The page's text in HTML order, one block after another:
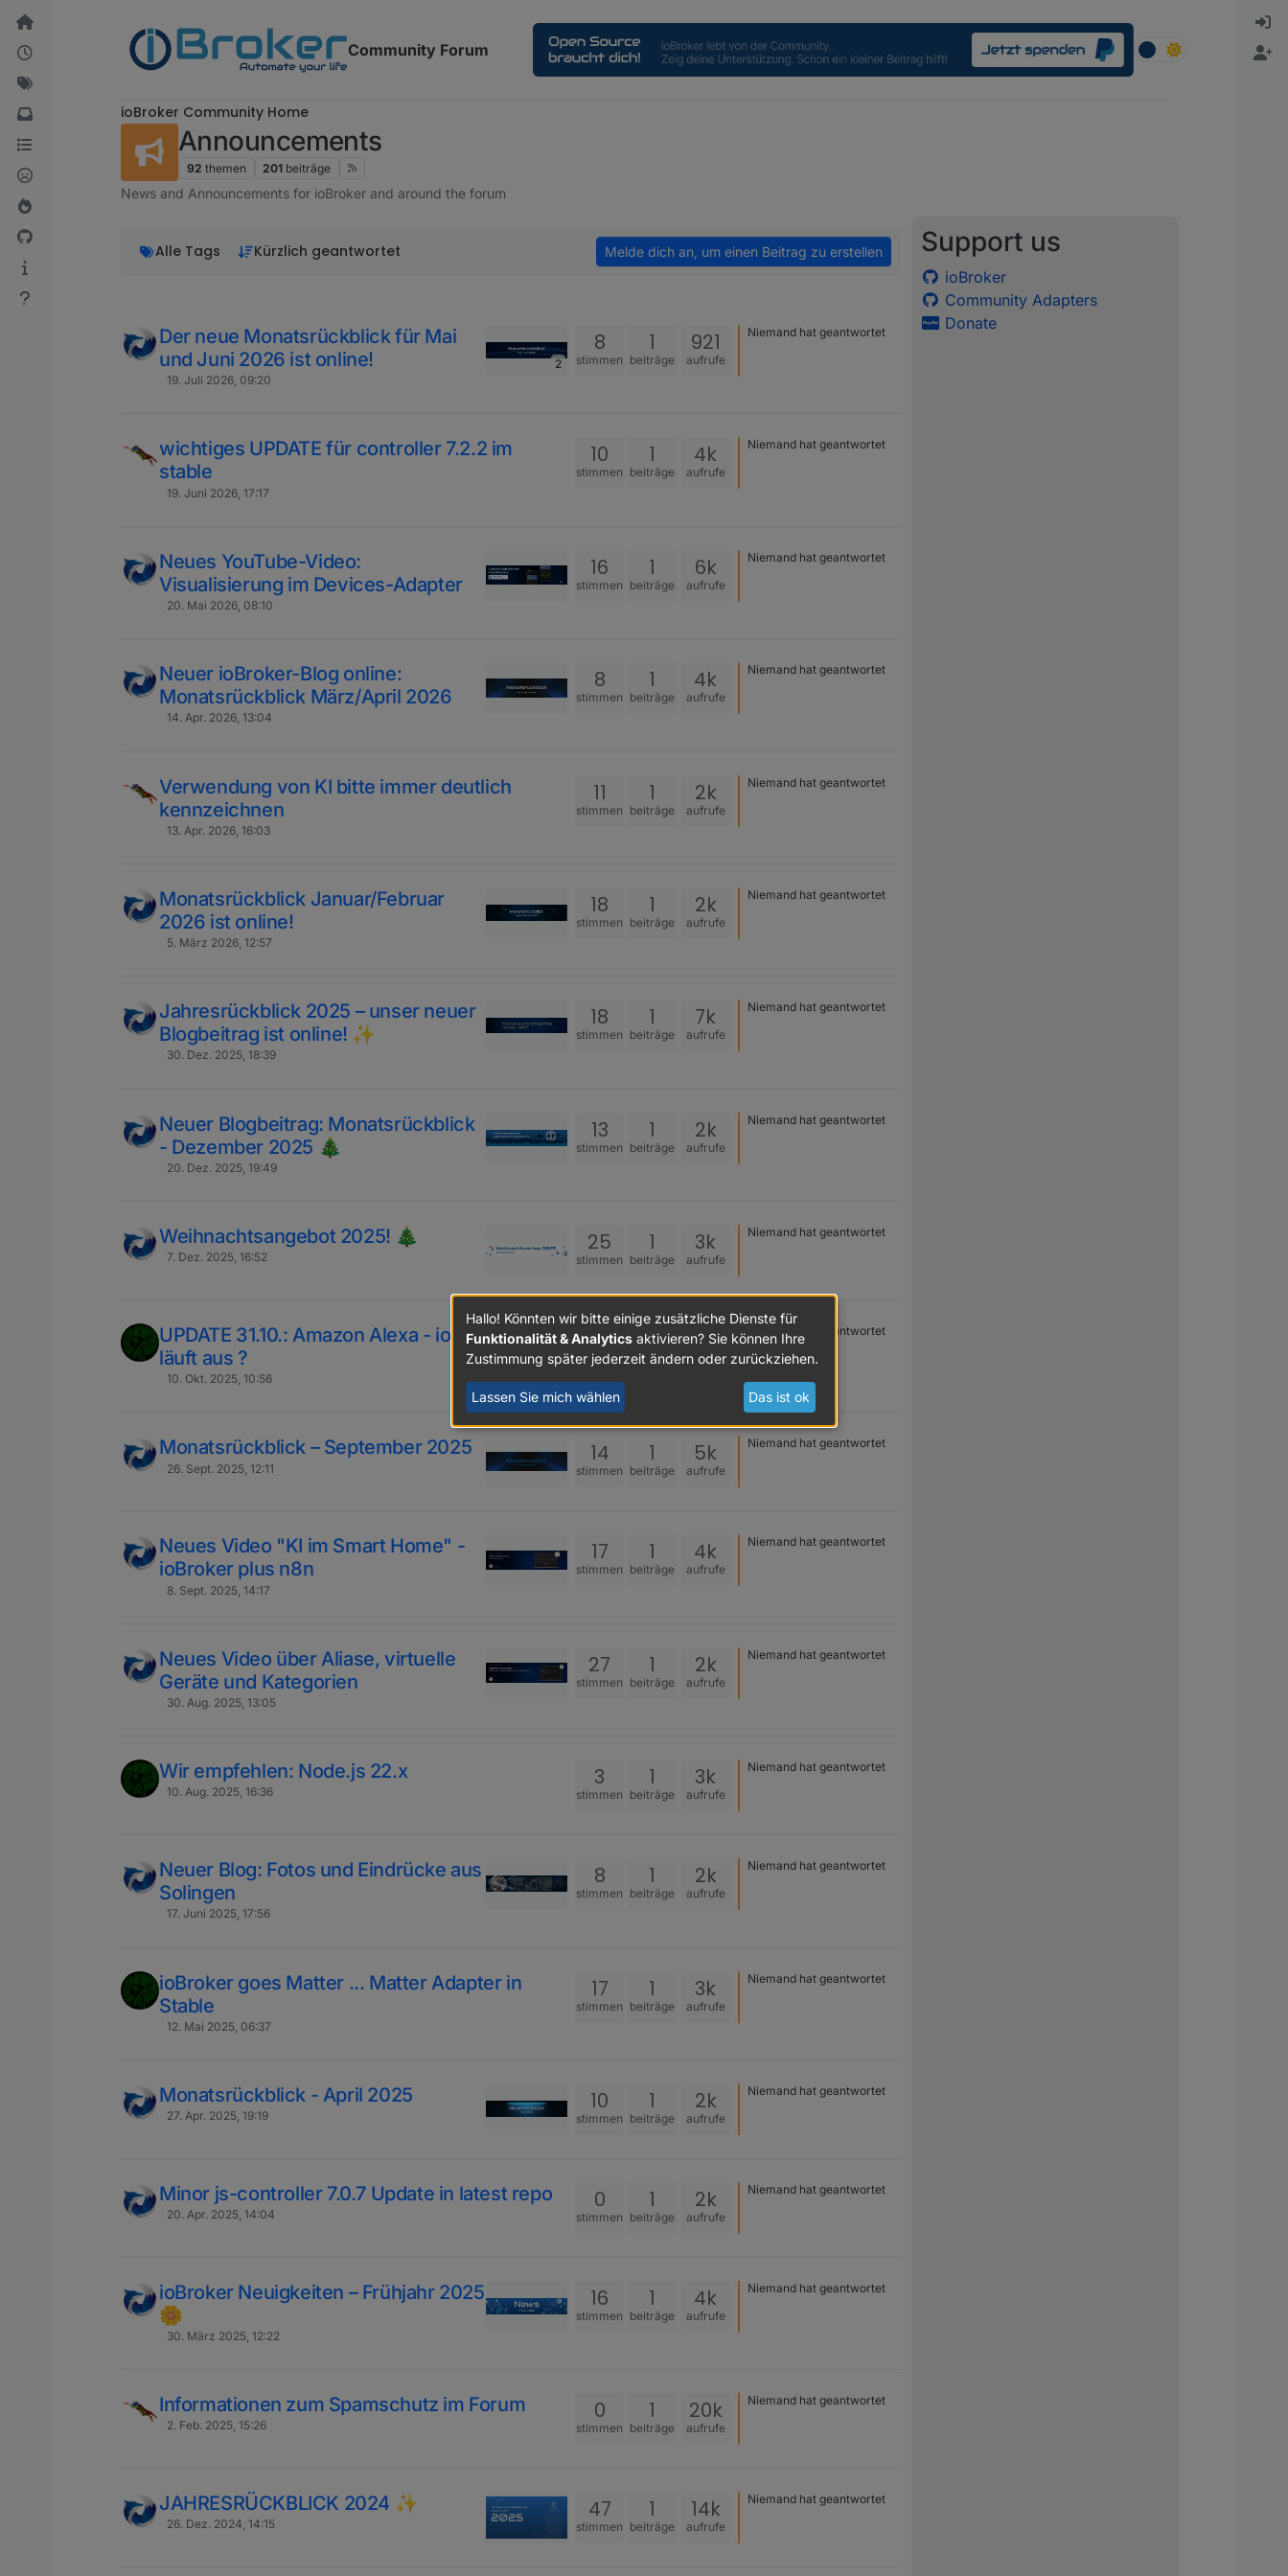
Weiter zum Inhalt
Community Forum
ioBroker Community Home
Announcements
92 themen 201 beiträge
News and Announcements for ioBroker and around the forum
Alle Tags Kürzlich geantwortet Melde dich an, um einen Beitrag zu erstellen
Der neue Monatsrückblick für Mai
und Juni 2026 ist online!
19. Juli 2026, 09:20
2
8
stimmen
1
beiträge
921
aufrufe
Niemand hat geantwortet
wichtiges UPDATE für controller 7.2.2 im
stable
19. Juni 2026, 17:17
10
stimmen
1
beiträge
4k
aufrufe
Niemand hat geantwortet
Neues YouTube-Video:
Visualisierung im Devices-Adapter
20. Mai 2026, 08:10
16
stimmen
1
beiträge
6k
aufrufe
Niemand hat geantwortet
Neuer ioBroker-Blog online:
Monatsrückblick März/April 2026
14. Apr. 2026, 13:04
8
stimmen
1
beiträge
4k
aufrufe
Niemand hat geantwortet
Verwendung von KI bitte immer deutlich
kennzeichnen
13. Apr. 2026, 16:03
11
stimmen
1
beiträge
2k
aufrufe
Niemand hat geantwortet
Monatsrückblick Januar/Februar
2026 ist online!
5. März 2026, 12:57
18
stimmen
1
beiträge
2k
aufrufe
Niemand hat geantwortet
Jahresrückblick 2025 – unser neuer
Blogbeitrag ist online! ✨
30. Dez. 2025, 18:39
18
stimmen
1
beiträge
7k
aufrufe
Niemand hat geantwortet
Neuer Blogbeitrag: Monatsrückblick
- Dezember 2025 🎄
20. Dez. 2025, 19:49
13
stimmen
1
beiträge
2k
aufrufe
Niemand hat geantwortet
Weihnachtsangebot 2025! 🎄
7. Dez. 2025, 16:52
25
stimmen
1
beiträge
3k
aufrufe
Niemand hat geantwortet
UPDATE 31.10.: Amazon Alexa - ioBroker Skill
läuft aus ?
10. Okt. 2025, 10:56
48
stimmen
3
beiträge
11k
aufrufe
Niemand hat geantwortet
Monatsrückblick – September 2025
26. Sept. 2025, 12:11
14
stimmen
1
beiträge
5k
aufrufe
Niemand hat geantwortet
Neues Video "KI im Smart Home" -
ioBroker plus n8n
8. Sept. 2025, 14:17
17
stimmen
1
beiträge
4k
aufrufe
Niemand hat geantwortet
Neues Video über Aliase, virtuelle
Geräte und Kategorien
30. Aug. 2025, 13:05
27
stimmen
1
beiträge
2k
aufrufe
Niemand hat geantwortet
Wir empfehlen: Node.js 22.x
10. Aug. 2025, 16:36
3
stimmen
1
beiträge
3k
aufrufe
Niemand hat geantwortet
Neuer Blog: Fotos und Eindrücke aus
Solingen
17. Juni 2025, 17:56
8
stimmen
1
beiträge
2k
aufrufe
Niemand hat geantwortet
ioBroker goes Matter ... Matter Adapter in
Stable
12. Mai 2025, 06:37
17
stimmen
1
beiträge
3k
aufrufe
Niemand hat geantwortet
Monatsrückblick - April 2025
27. Apr. 2025, 19:19
10
stimmen
1
beiträge
2k
aufrufe
Niemand hat geantwortet
Minor js-controller 7.0.7 Update in latest repo
20. Apr. 2025, 14:04
0
stimmen
1
beiträge
2k
aufrufe
Niemand hat geantwortet
ioBroker Neuigkeiten – Frühjahr 2025
🌼
30. März 2025, 12:22
16
stimmen
1
beiträge
4k
aufrufe
Niemand hat geantwortet
Informationen zum Spamschutz im Forum
2. Feb. 2025, 15:26
0
stimmen
1
beiträge
20k
aufrufe
Niemand hat geantwortet
JAHRESRÜCKBLICK 2024 ✨
26. Dez. 2024, 14:15
47
stimmen
1
beiträge
14k
aufrufe
Niemand hat geantwortet
Support us
ioBroker
Community Adapters
Donate
Hallo! Könnten wir bitte einige zusätzliche Dienste für
Funktionalität & Analytics aktivieren? Sie können Ihre
Zustimmung später jederzeit ändern oder zurückziehen.
Lassen Sie mich wählen Das ist ok